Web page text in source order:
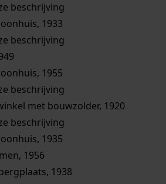
beschrijving
1933
beschrijving
1955
beschrijving
met bouwzolder, 1920
beschrijving
1935
1956
1938